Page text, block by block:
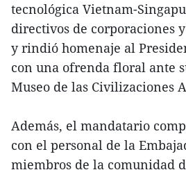
tecnológica Vietnam-
directivos de corporaciones
y rindió homenaje al
con una ofrenda floral ante
Museo de las Civilizaciones
Además, el mandatario
con el personal de la
miembros de la comunidad